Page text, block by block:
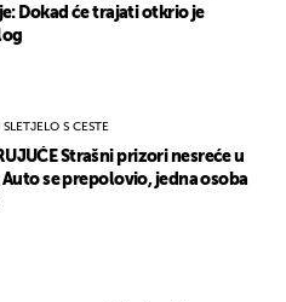
Dokad će trajati otkrio je
S CESTE
Strašni prizori nesreće u
se prepolovio, jedna osoba